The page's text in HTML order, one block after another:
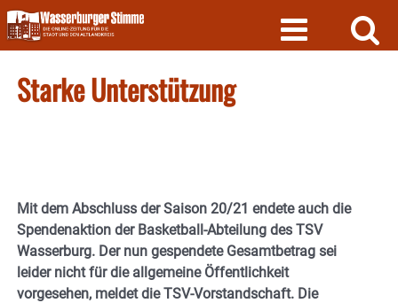
Skip
to
content
Starke Unterstützung
Mit dem Abschluss der Saison 20/21 endete auch die
Spendenaktion der Basketball-Abteilung des TSV
Wasserburg. Der nun gespendete Gesamtbetrag sei
leider nicht für die allgemeine Öffentlichkeit
vorgesehen, meldet die TSV-Vorstandschaft. Die